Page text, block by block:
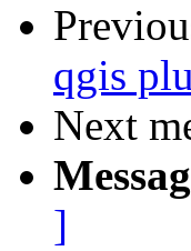
qgis
Next
]